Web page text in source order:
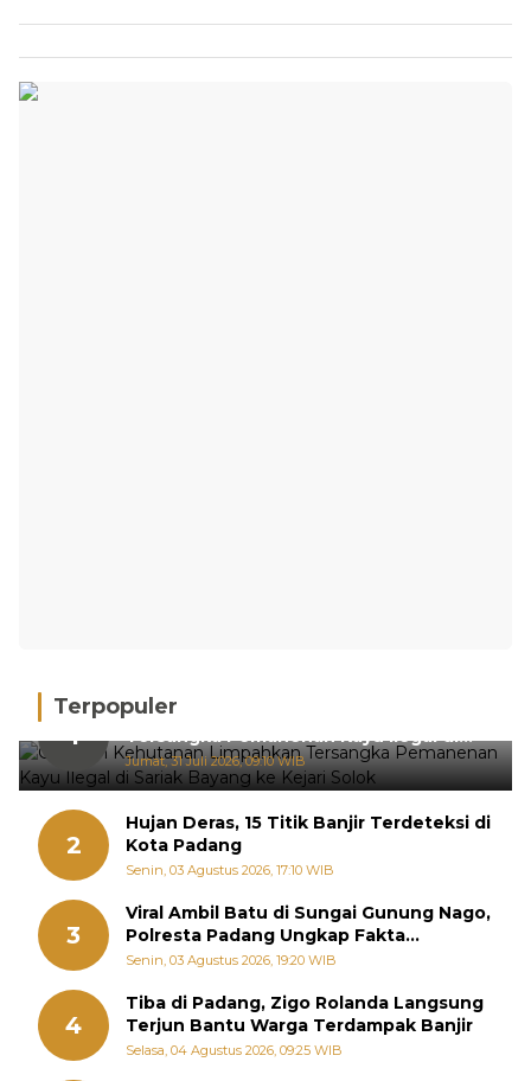
Terpopuler
1
Gakkum Kehutanan Limpahkan
Tersangka Pemanenan Kayu Ilegal di
Sariak Bayang ke Kejari Solok
Jumat, 31 Juli 2026, 09:10 WIB
2
Hujan Deras, 15 Titik Banjir Terdeteksi di
Kota Padang
Senin, 03 Agustus 2026, 17:10 WIB
3
Viral Ambil Batu di Sungai Gunung Nago,
Polresta Padang Ungkap Fakta
Sebenarnya
Senin, 03 Agustus 2026, 19:20 WIB
4
Tiba di Padang, Zigo Rolanda Langsung
Terjun Bantu Warga Terdampak Banjir
Selasa, 04 Agustus 2026, 09:25 WIB